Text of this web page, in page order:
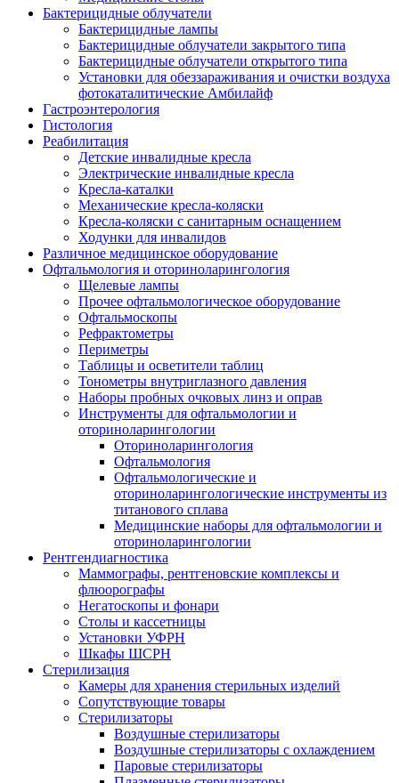
Бактерицидные облучатели
Бактерицидные лампы
Бактерицидные облучатели закрытого типа
Бактерицидные облучатели открытого типа
Установки для обеззараживания и очистки воздуха
фотокаталитические Амбилайф
Гастроэнтерология
Гистология
Реабилитация
Детские инвалидные кресла
Электрические инвалидные кресла
Кресла-каталки
Механические кресла-коляски
Кресла-коляски с санитарным оснащением
Ходунки для инвалидов
Различное медицинское оборудование
Офтальмология и оториноларингология
Щелевые лампы
Прочее офтальмологическое оборудование
Офтальмоскопы
Рефрактометры
Периметры
Таблицы и осветители таблиц
Тонометры внутриглазного давления
Наборы пробных очковых линз и оправ
Инструменты для офтальмологии и
оториноларингологии
Оториноларингология
Офтальмология
Офтальмологические и
оториноларингологические инструменты из
титанового сплава
Медицинские наборы для офтальмологии и
оториноларингологии
Рентгендиагностика
Маммографы, рентгеновские комплексы и
флюорографы
Негатоскопы и фонари
Столы и кассетницы
Установки УФРН
Шкафы ШСРН
Стерилизация
Камеры для хранения стерильных изделий
Сопутствующие товары
Стерилизаторы
Воздушные стерилизаторы
Воздушные стерилизаторы с охлаждением
Паровые стерилизаторы